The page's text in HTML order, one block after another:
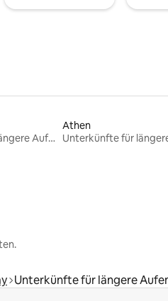
Unterkünfte für längere Aufenthalte
Athen
Unterkünfte für längere